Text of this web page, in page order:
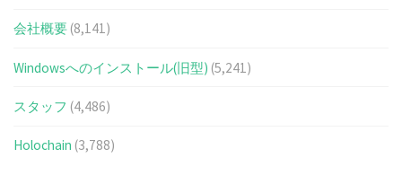
会社概要 (8,141)
Windowsへのインストール(旧型) (5,241)
スタッフ (4,486)
Holochain (3,788)